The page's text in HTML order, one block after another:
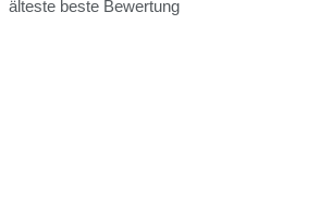
älteste beste Bewertung